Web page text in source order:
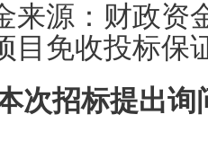
来源：财政资
目免收投标保
次招标提出